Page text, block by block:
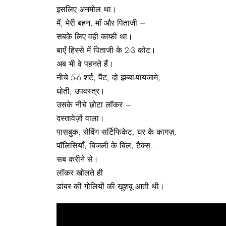
इसलिए अनमोल था।
मैं, मेरी बहन, माँ और पिताजी –
सबके लिए वही काफी था।
बाएँ हिस्से में पिताजी के 2-3 कोट।
अब भी वे पहनते हैं।
नीचे 5-6 शर्ट, पैंट, दो झब्बा-पायजामे,
धोती, उपवस्त्र।
उसके नीचे छोटा लॉकर –
दस्तावेज़ों वाला।
पासबुक, सेविंग सर्टिफिकेट, घर के कागज़,
पॉलिसियाँ, बिजली के बिल, टैक्स…
सब करीने से।
लॉकर खोलते ही
डांबर की गोलियों की खुशबू आती थी।